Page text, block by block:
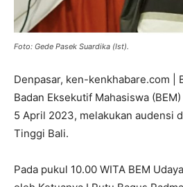
Foto: Gede Pasek Suardika (Ist).
Denpasar, ken-kenkhabare.com |
Badan Eksekutif Mahasiswa
5 April 2023, melakukan audensi
Tinggi Bali.
Pada pukul 10.00 WITA BEM